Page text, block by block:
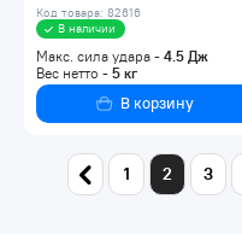
Код товара: 82616
В наличии
Макс. сила удара - 4.5 Дж
Вес нетто - 5 кг
В корзину
1 2 3